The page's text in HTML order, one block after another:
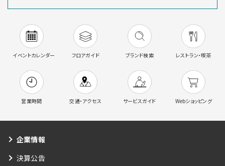
イベントカレンダー フロアガイド ブランド検索 レストラン・喫茶
営業時間 交通・アクセス サービスガイド Webショッピング
企業情報
決算公告